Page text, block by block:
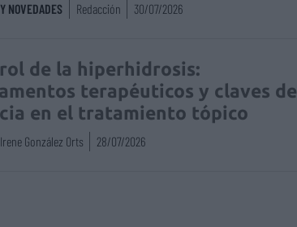
NOVEDADES Redacción 30/07/2026
de la hiperhidrosis:
terapéuticos y claves de
en el tratamiento tópico
Irene González Orts 28/07/2026